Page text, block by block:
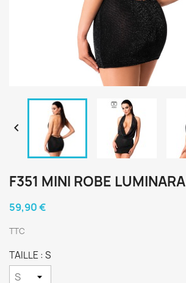

F351 MINI ROBE LUMINARA
59,90 €
TTC
TAILLE : S